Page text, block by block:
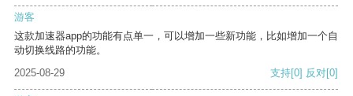
游客
这款加速器app的功能有点单一，可以增加一些新功能，比如增加一个自
动切换线路的功能。
2025-08-29
支持[0] 反对[0]